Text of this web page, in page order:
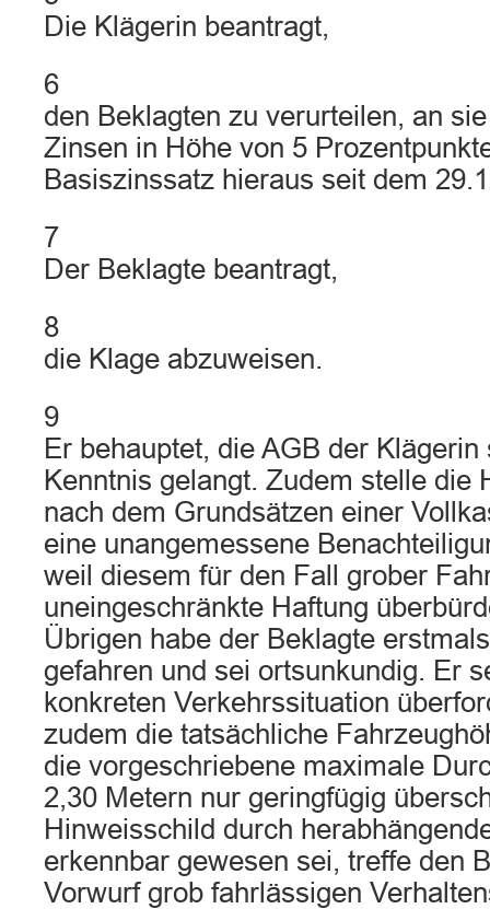
Die Klägerin beantragt,
6
den Beklagten zu verurteilen, an
Zinsen in Höhe von 5
Basiszinssatz hieraus seit dem
7
Der Beklagte beantragt,
8
die Klage abzuweisen.
9
Er behauptet, die AGB der
Kenntnis gelangt. Zudem stelle die
nach dem Grundsätzen einer
eine unangemessene
weil diesem für den Fall grober
uneingeschränkte Haftung
Übrigen habe der Beklagte
gefahren und sei ortsunkundig. Er
konkreten Verkehrssituation
zudem die tatsächliche
die vorgeschriebene maximale
2,30 Metern nur geringfügig
Hinweisschild durch
erkennbar gewesen sei, treffe den
Vorwurf grob fahrlässigen